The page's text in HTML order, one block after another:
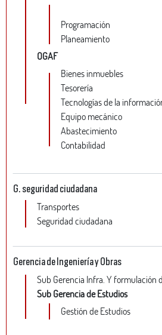
Programación
Planeamiento
OGAF
Bienes inmuebles
Tesorería
Tecnologías de la
Equipo mecánico
Abastecimiento
Contabilidad
G. seguridad ciudadana
Transportes
Seguridad ciudadana
Gerencia de Ingeniería y Obras
Sub Gerencia Infra. Y formulación
Sub Gerencia de Estudios
Gestión de Estudios